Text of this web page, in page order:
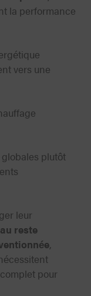
la performance
vers une
plutôt
leur
reste
,
pour